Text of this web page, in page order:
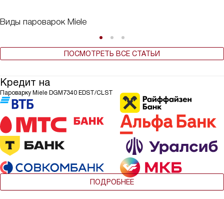
Виды пароварок Miele
ПОСМОТРЕТЬ ВСЕ СТАТЬИ
Кредит на
Пароварку Miele DGM7340 EDST/CLST
ПОДРОБНЕЕ